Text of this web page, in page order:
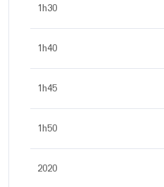
1h30
1h40
1h45
1h50
2020